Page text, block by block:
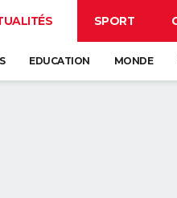
SPORT
EDUCATION MONDE